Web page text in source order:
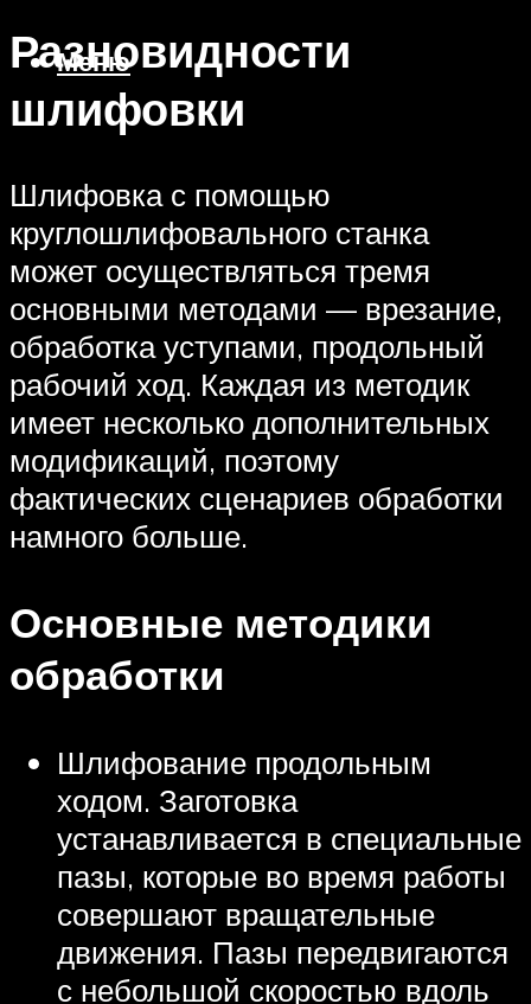
Меню
Разновидности
шлифовки
Шлифовка с помощью
круглошлифовального станка
может осуществляться тремя
основными методами — врезание,
обработка уступами, продольный
рабочий ход. Каждая из методик
имеет несколько дополнительных
модификаций, поэтому
фактических сценариев обработки
намного больше.
Основные методики
обработки
Шлифование продольным
ходом. Заготовка
устанавливается в специальные
пазы, которые во время работы
совершают вращательные
движения. Пазы передвигаются
с небольшой скоростью вдоль